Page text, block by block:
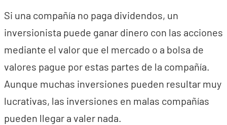
Si una compañía no paga dividendos, un
inversionista puede ganar dinero con las acciones
mediante el valor que el mercado o a bolsa de
valores pague por estas partes de la compañía.
Aunque muchas inversiones pueden resultar muy
lucrativas, las inversiones en malas compañías
pueden llegar a valer nada.